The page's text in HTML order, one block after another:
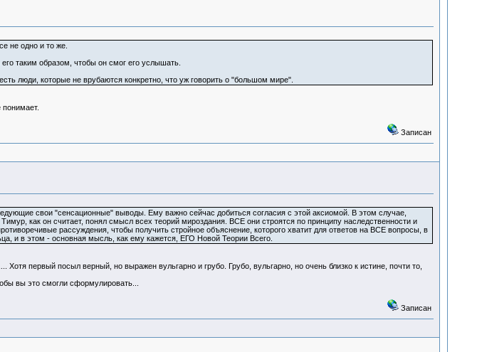
не одно и то же.
таким образом, чтобы он смог его услышать.
люди, которые не врубаются конкретно, что уж говорить о "большом мире".
Записан
свои "сенсационные" выводы. Ему важно сейчас добиться согласия с этой аксиомой. В этом случае,
как он считает, понял смысл всех теорий мироздания. ВСЕ они строятся по принципу наследственности и
рассуждения, чтобы получить стройное объяснение, которого хватит для ответов на ВСЕ вопросы, в
и в этом - основная мысль, как ему кажется, ЕГО Новой Теории Всего.
первый посыл верный, но выражен вульгарно и грубо. Грубо, вульгарно, но очень близко к истине, почти то,
вы это смогли сформулировать...
Записан